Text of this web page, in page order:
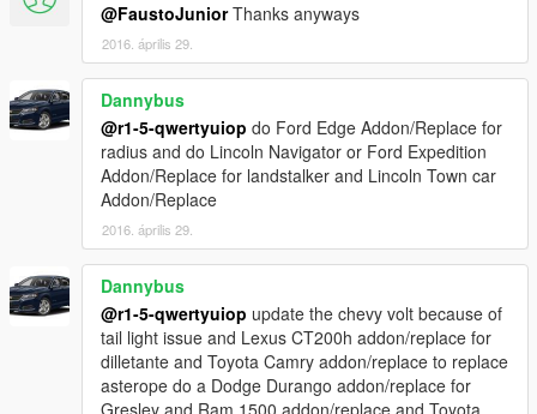
@FaustoJuniorThanks anyways
2016. április 29.
Dannybus
@r1-5-qwertyuiop do Ford Edge Addon/Replace for
radius and do Lincoln Navigator or Ford Expedition
Addon/Replace for landstalker and Lincoln Town car
Addon/Replace
2016. április 29.
Dannybus
@r1-5-qwertyuiop update the chevy volt because of
tail light issue and Lexus CT200h addon/replace for
dilletante and Toyota Camry addon/replace to replace
asterope do a Dodge Durango addon/replace for